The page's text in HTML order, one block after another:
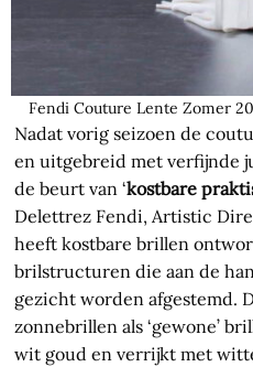
Fendi Couture Lente Zomer
Nadat vorig seizoen de
en uitgebreid met verfijnde
de beurt van ‘kostbare
Delettrez Fendi, Artistic
heeft kostbare brillen
brilstructuren die aan de
gezicht worden afgestemd.
zonnebrillen als ‘gewone’
wit goud en verrijkt met